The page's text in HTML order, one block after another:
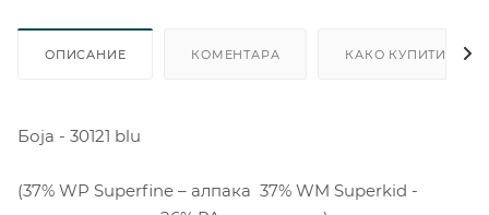
ОПИСАНИЕ КОМЕНТАРА КАКО КУПИТИ
Боја - 30121 blu
(37% WP Superfine – алпака 37% WM Superkid -